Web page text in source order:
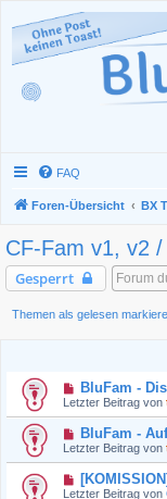
FAQ
Foren-Übersicht BX
CF-Fam v1, v2
Gesperrt
Themen als gelesen
BluFam -
Letzter Beitrag von
BluFam -
Letzter Beitrag von
Letzter Beitrag von